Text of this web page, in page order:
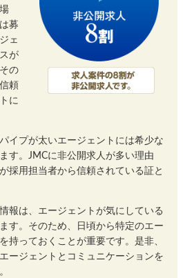
募
ェ
が
の
頼
に
イプが太いエージェントには希少な
す。JMCに非公開求人が多い理由
採用担当者から信頼されている証と
報は、エージェントが気にしている
す。そのため、日頃から特定のエー
持っておくことが重要です。是非、
ージェントとコミュニケーションを